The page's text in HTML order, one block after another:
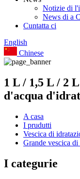
Notizie di
News di a
Cuntatta ci
English
Chinese
1 L / 1,5 L / 2
d'acqua
A casa
I prudutti
Vescica di
Grande vescica
I categurie